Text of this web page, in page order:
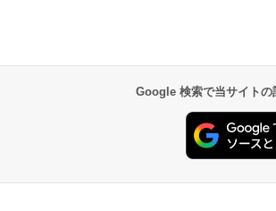
Google 検索で当サイトの